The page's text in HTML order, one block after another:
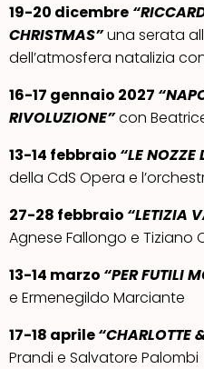
19-20 dicembre “
CHRISTMAS”una serata
dell’atmosfera natalizia
16-17 gennaio 2027 “
RIVOLUZIONE”con
13-14 febbraio “LE NOZZE
della CdS Opera e
27-28 febbraio “LETIZIA
Agnese Fallongo e Tiziano
13-14 marzo “PER FUTILI
e Ermenegildo Marciante
17-18 aprile“CHARLOTTE
Prandi e Salvatore Palombi